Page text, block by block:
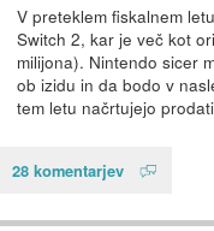
V preteklem fiskalnem
Switch 2, kar je več kot
milijona). Nintendo sicer
ob izidu in da bodo v
tem letu načrtujejo
28 komentarjev